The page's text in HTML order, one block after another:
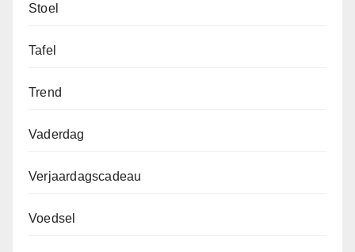
Stoel
Tafel
Trend
Vaderdag
Verjaardagscadeau
Voedsel